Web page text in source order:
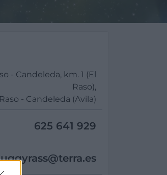
- Candeleda, km. 1 (El
Raso),
- Candeleda (Avila)
625 641 929
terra.es